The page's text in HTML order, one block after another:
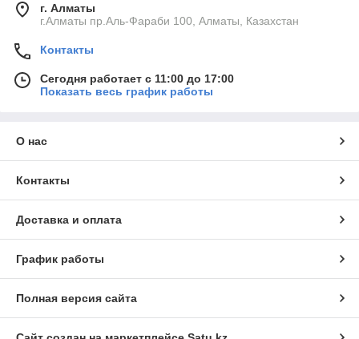
г. Алматы
г.Алматы пр.Аль-Фараби 100, Алматы, Казахстан
Контакты
Сегодня работает с 11:00 до 17:00
Показать весь график работы
О нас
Контакты
Доставка и оплата
График работы
Полная версия сайта